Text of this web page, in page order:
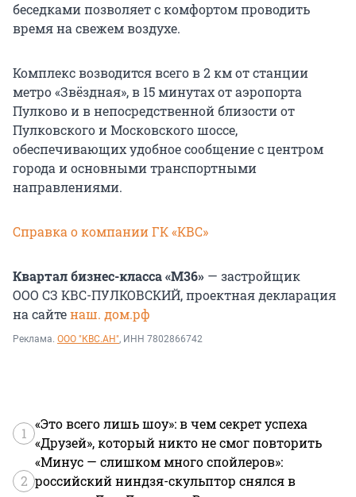
беседками позволяет с комфортом проводить
время на свежем воздухе.
Комплекс возводится всего в 2 км от станции
метро «Звёздная», в 15 минутах от аэропорта
Пулково и в непосредственной близости от
Пулковского и Московского шоссе,
обеспечивающих удобное сообщение с центром
города и основными транспортными
направлениями.
Справка о компании ГК «КВС»
Квартал бизнес-класса «М36» — застройщик
ООО СЗ КВС-ПУЛКОВСКИЙ, проектная декларация
на сайтенаш. дом.рф
Реклама. ООО "КВС.АН", ИНН 7802866742
1
«Это всего лишь шоу»: в чем секрет успеха
«Друзей», который никто не смог повторить
2
«Минус — слишком много спойлеров»:
российский ниндзя-скульптор снялся в